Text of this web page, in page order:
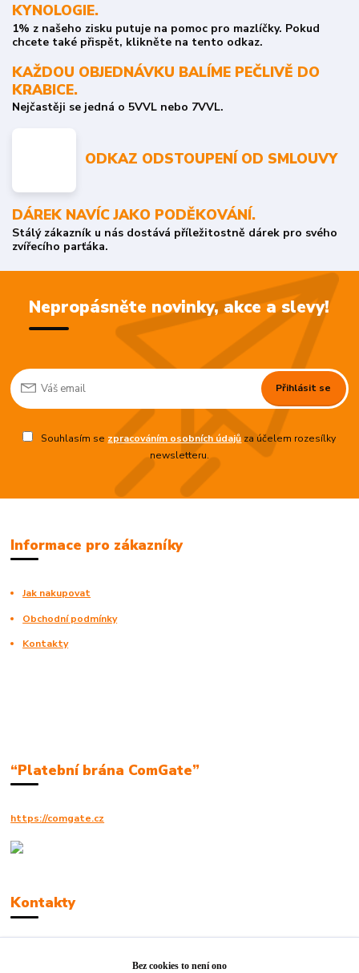
KYNOLOGIE.
1% z našeho zisku putuje na pomoc pro mazlíčky. Pokud
chcete také přispět, klikněte na tento odkaz.
KAŽDOU OBJEDNÁVKU BALÍME PEČLIVĚ DO
KRABICE.
Nejčastěji se jedná o 5VVL nebo 7VVL.
ODKAZ ODSTOUPENÍ OD SMLOUVY
DÁREK NAVÍC JAKO PODĚKOVÁNÍ.
Stálý zákazník u nás dostává příležitostně dárek pro svého
zvířecího parťáka.
Nepropásněte novinky, akce a slevy!
Přihlásit se
Souhlasím se zpracováním osobních údajůza účelem rozesílky
newsletteru.
Informace pro zákazníky
Jak nakupovat
Obchodní podmínky
Kontakty
“Platební brána ComGate”
https://comgate.cz
Kontakty
Bez cookies to není ono